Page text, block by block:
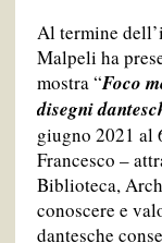
Al termine
Malpeli ha
mostra “Foco
disegni
giugno 2021 al
Francesco –
Biblioteca,
conoscere e
dantesche